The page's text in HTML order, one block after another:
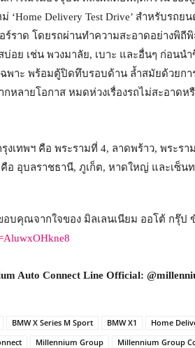
‘Home Delivery Test Drive’ สำหรับรถ
ร์ราด โดยรถผ่านทำความสะอาดอย่างพิถี
ย เช่น พวงมาลัย, เบาะ และอื่นๆ ก่อนน
พาะ พร้อมตู้ปิดทึบรอบด้าน ล้ำสมัยด้วยก
หลายโอกาส หมดห่วงเรื่องรถไม่สะอาดห
งเทพฯ คือ พระรามที่ 4, ลาดพร้าว, พระร
อ อุบลราชธานี, ภูเก็ต, หาดใหญ่ และเซ็น
บคุณจากใจของ มิลเลนเนียม ออโต้ กรุ๊ป
Auto Connect Line Official:
BMW X Series M Sport BMW X1 Home
Millennium Group
Millennium Group